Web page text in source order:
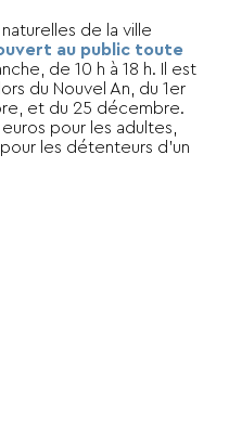
de la ville
au public toute
de 10 h à 18 h. Il est
du Nouvel An, du 1er
et du 25 décembre.
pour les adultes,
les détenteurs d’un